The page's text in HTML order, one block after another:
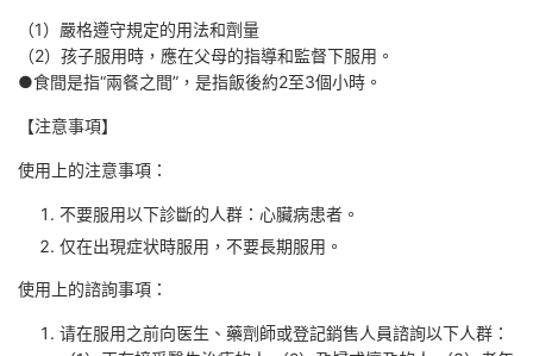
（1）嚴格遵守規定的用法和劑量
（2）孩子服用時，應在父母的指導和監督下服用。
●食間是指“兩餐之間”，是指飯後約2至3個小時。
【注意事項】
使用上的注意事項：
不要服用以下診斷的人群：心臟病患者。
仅在出現症状時服用，不要長期服用。
使用上的諮詢事項：
请在服用之前向医生、藥劑師或登記銷售人員諮詢以下人群：